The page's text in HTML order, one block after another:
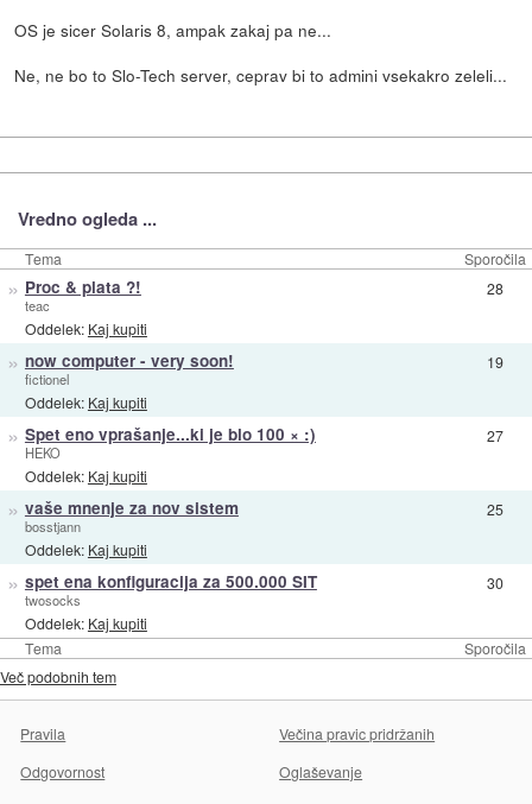
OS je sicer Solaris 8, ampak zakaj pa ne...
Ne, ne bo to Slo-Tech server, ceprav bi to admini vsekakro zeleli...
Vredno ogleda ...
Tema Sporočila
Tema Sporočila
» Proc & plata ?!
teac
Oddelek: Kaj kupiti
28
» now computer - very soon!
fictionel
Oddelek: Kaj kupiti
19
» Spet eno vprašanje...ki je blo 100 × :)
HEKO
Oddelek: Kaj kupiti
27
» vaše mnenje za nov sistem
bosstjann
Oddelek: Kaj kupiti
25
» spet ena konfiguracija za 500.000 SIT
twosocks
Oddelek: Kaj kupiti
30
Več podobnih tem
Pravila
Večina pravic pridržanih
Odgovornost
Oglaševanje